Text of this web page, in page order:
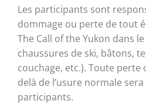
Les participants sont
dommage ou perte de tout
The Call of the Yukon dans
chaussures de ski, bâtons,
couchage, etc.). Toute
delà de l’usure normale
participants.